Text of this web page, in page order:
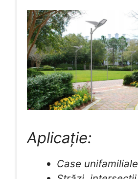
Aplicație:
Case unifamiliale